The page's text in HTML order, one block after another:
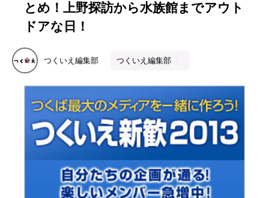
とめ！上野探訪から水族館までアウト
ドアな日！
つくいえ編集部 つくいえ編集部